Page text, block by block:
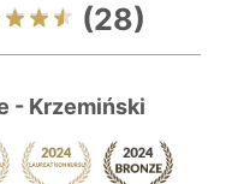
(28)
- Krzemiński